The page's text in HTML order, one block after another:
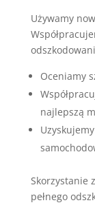
Używamy
Oceniamy
najlepszą
Skorzystanie
pełnego